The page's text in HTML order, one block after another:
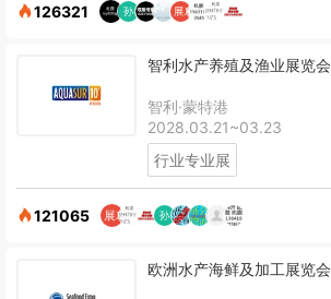
126321
智利水产养殖及渔业展览会
智利·蒙特港
2028.03.21~03.23
行业专业展
121065
欧洲水产海鲜及加工展览会